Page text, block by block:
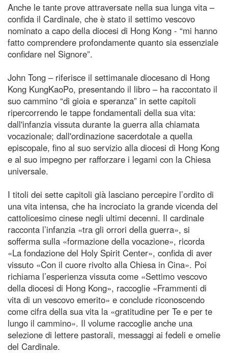
Anche le tante prove attraversate nella sua lunga vita –
confida il Cardinale, che è stato il settimo vescovo
nominato a capo della diocesi di Hong Kong - “mi hanno
fatto comprendere profondamente quanto sia essenziale
confidare nel Signore”.
John Tong – riferisce il settimanale diocesano di Hong
Kong KungKaoPo, presentando il libro – ha raccontato il
suo cammino “di gioia e speranza” in sette capitoli
ripercorrendo le tappe fondamentali della sua vita:
dall'infanzia vissuta durante la guerra alla chiamata
vocazionale; dall'ordinazione sacerdotale a quella
episcopale, fino al suo servizio alla diocesi di Hong Kong
e al suo impegno per rafforzare i legami con la Chiesa
universale.
I titoli dei sette capitoli già lasciano percepire l’ordito di
una vita intensa, che ha incrociato la grande vicenda del
cattolicesimo cinese negli ultimi decenni. Il cardinale
racconta l’infanzia «tra gli orrori della guerra», si
sofferma sulla «formazione della vocazione», ricorda
«La fondazione del Holy Spirit Center», confida di aver
vissuto «Con il cuore rivolto alla Chiesa in Cina». Poi
richiama l’esperienza vissuta come «Settimo vescovo
della diocesi di Hong Kong», raccoglie «Frammenti di
vita di un vescovo emerito» e conclude riconoscendo
come cifra della sua vita la «gratitudine per Te e per te
lungo il cammino». Il volume raccoglie anche una
selezione di lettere pastorali, messaggi ai fedeli e omelie
del Cardinale.